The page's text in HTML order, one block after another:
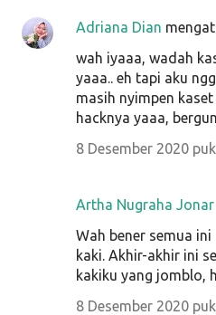
Adriana Dian
wah iyaaa, wadah
yaaa.. eh tapi aku
masih nyimpen
hacknya yaaa,
8 Desember 2020
Artha Nugraha Jonar
Wah bener semua
kaki. Akhir-akhir ini
kakiku yang jomblo,
8 Desember 2020